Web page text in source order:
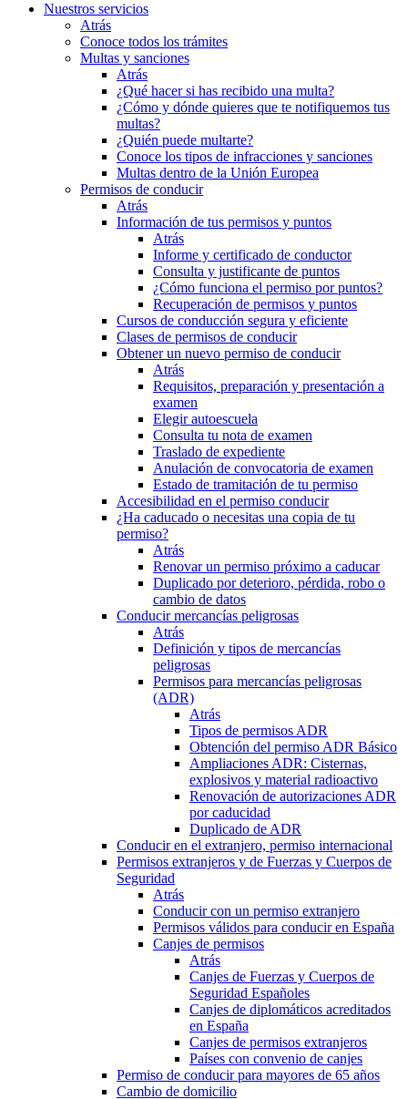
Nuestros servicios
Atrás
Conoce todos los trámites
Multas y sanciones
Atrás
¿Qué hacer si has recibido una multa?
¿Cómo y dónde quieres que te notifiquemos tus
multas?
¿Quién puede multarte?
Conoce los tipos de infracciones y sanciones
Multas dentro de la Unión Europea
Permisos de conducir
Atrás
Información de tus permisos y puntos
Atrás
Informe y certificado de conductor
Consulta y justificante de puntos
¿Cómo funciona el permiso por puntos?
Recuperación de permisos y puntos
Cursos de conducción segura y eficiente
Clases de permisos de conducir
Obtener un nuevo permiso de conducir
Atrás
Requisitos, preparación y presentación a
examen
Elegir autoescuela
Consulta tu nota de examen
Traslado de expediente
Anulación de convocatoria de examen
Estado de tramitación de tu permiso
Accesibilidad en el permiso conducir
¿Ha caducado o necesitas una copia de tu
permiso?
Atrás
Renovar un permiso próximo a caducar
Duplicado por deterioro, pérdida, robo o
cambio de datos
Conducir mercancías peligrosas
Atrás
Definición y tipos de mercancías
peligrosas
Permisos para mercancías peligrosas
(ADR)
Atrás
Tipos de permisos ADR
Obtención del permiso ADR Básico
Ampliaciones ADR: Cisternas,
explosivos y material radioactivo
Renovación de autorizaciones ADR
por caducidad
Duplicado de ADR
Conducir en el extranjero, permiso internacional
Permisos extranjeros y de Fuerzas y Cuerpos de
Seguridad
Atrás
Conducir con un permiso extranjero
Permisos válidos para conducir en España
Canjes de permisos
Atrás
Canjes de Fuerzas y Cuerpos de
Seguridad Españoles
Canjes de diplomáticos acreditados
en España
Canjes de permisos extranjeros
Países con convenio de canjes
Permiso de conducir para mayores de 65 años
Cambio de domicilio